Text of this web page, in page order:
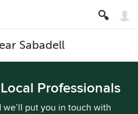
Sabadell
Professionals
put you in touch with